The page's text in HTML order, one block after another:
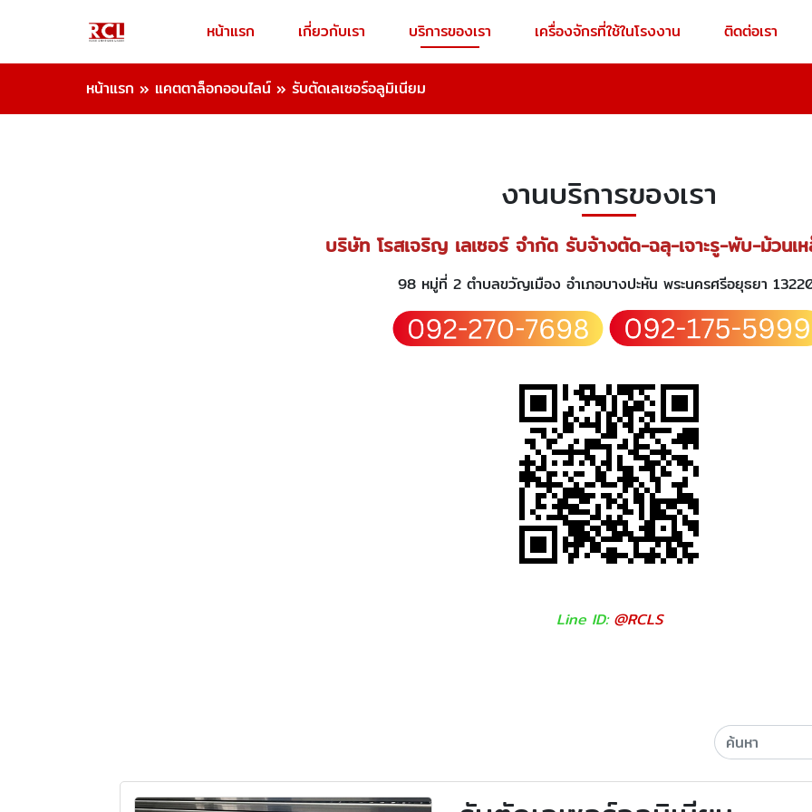
หน้าแรก เกี่ยวกับเรา บริการของเรา เครื่องจักรที่ใช้ในโรงงาน ติดต่อเรา
หน้าแรก » แคตตาล็อกออนไลน์ » รับตัดเลเซอร์อลูมิเนียม
งานบริการของเรา
บริษัท โรสเจริญ เลเซอร์ จำกัด รับจ้างตัด-ฉลุ-เจาะรู-พับ-ม้วนเห
98 หมู่ที่ 2 ตำบลขวัญเมือง อำเภอบางปะหัน พระนครศรีอยุธยา
Line ID: @RCLS